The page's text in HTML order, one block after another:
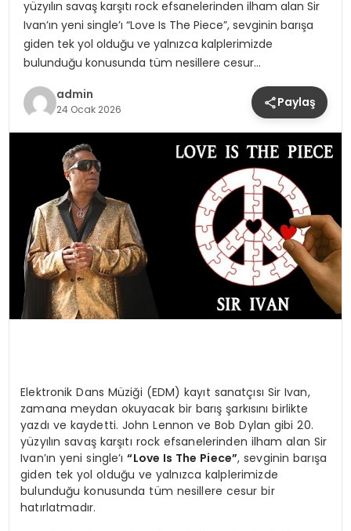
yüzyılın savaş karşıtı rock efsanelerinden ilham alan Sir
Ivan’ın yeni single’ı “Love Is The Piece”, sevginin barışa
giden tek yol olduğu ve yalnızca kalplerimizde
bulunduğu konusunda tüm nesillere cesur…
admin
24 Ocak 2026 Paylaş
Elektronik Dans Müziği (EDM) kayıt sanatçısı Sir Ivan,
zamana meydan okuyacak bir barış şarkısını birlikte
yazdı ve kaydetti. John Lennon ve Bob Dylan gibi 20.
yüzyılın savaş karşıtı rock efsanelerinden ilham alan Sir
Ivan’ın yeni single’ı“Love Is The Piece”, sevginin barışa
giden tek yol olduğu ve yalnızca kalplerimizde
bulunduğu konusunda tüm nesillere cesur bir
hatırlatmadır.